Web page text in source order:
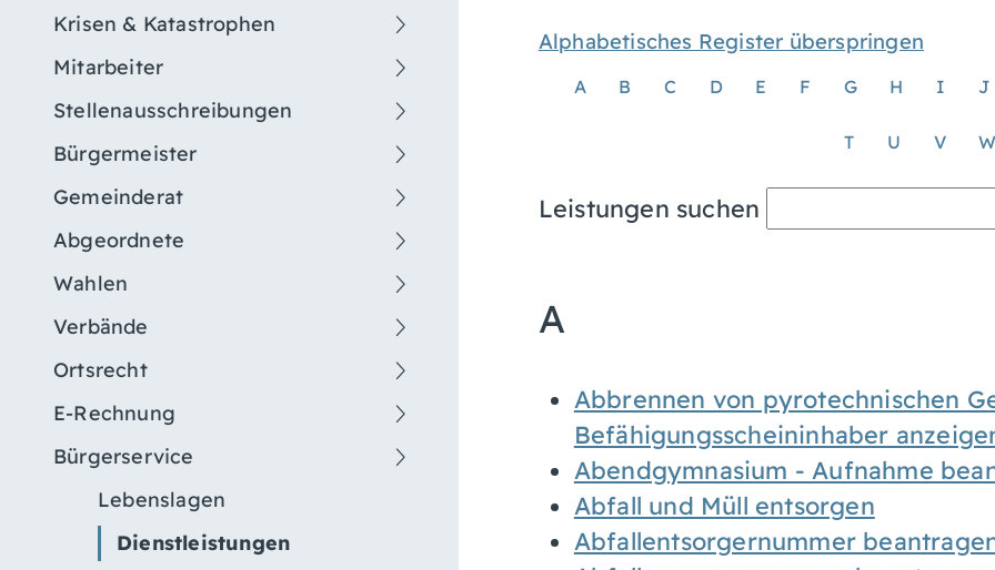
Krisen & Katastrophen
Mitarbeiter
Stellenausschreibungen
Bürgermeister
Gemeinderat
Abgeordnete
Wahlen
Verbände
Ortsrecht
E-Rechnung
Bürgerservice
Lebenslagen
Dienstleistungen
Alphabetisches Register überspringen
A B C D E F G H I J
T U V W
Leistungen suchen
A
Abbrennen von pyrotechnischen
Befähigungsscheininhaber
Abendgymnasium - Aufnahme
Abfall und Müll entsorgen
Abfallentsorgernummer